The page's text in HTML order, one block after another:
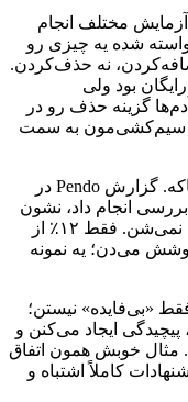
آزمایش مختلف انجام
شده یه چیزی رو
نه حذف‌کردن.
رایگان بود ولی
آدم‌ها گزینه حذف رو در
سیم‌کشی‌مون به سمت
گزارش Pendo در
بررسی انجام داد، نشون
نمی‌شن. فقط ۱۲٪
از
می‌دن؛ یه نمونه
«بی‌فایده» نیستن؛
پیچیدگی ایجاد می‌کنن و
مثال خوبش همون اتفاق
کاملاً اشتباه و